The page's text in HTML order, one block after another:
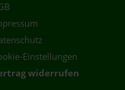
Einstellungen
widerrufen